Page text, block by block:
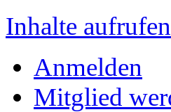
Inhalte aufrufen
Anmelden
Mitglied